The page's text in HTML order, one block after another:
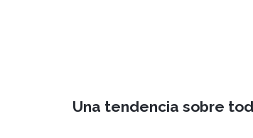
Una tendencia sobre